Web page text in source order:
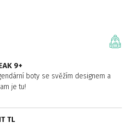
9+
boty se svěžím designem a
je tu!
TL